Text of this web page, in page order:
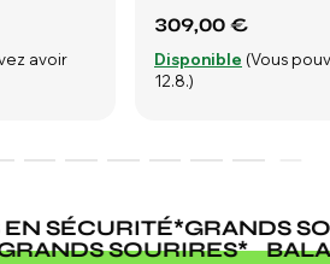
avoir
309,00 €
Disponible (Vous
12.8.)
SÉCURITÉ*GRANDS
GRANDS SOURIRES*